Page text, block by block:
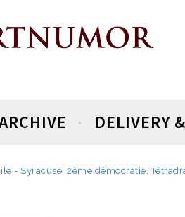
DELIVERY
- Syracuse, 2ème démocratie.